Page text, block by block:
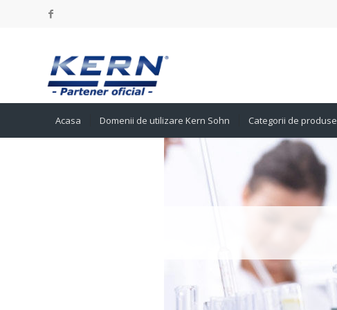
Acasa Domenii de utilizare Kern Sohn Categorii de produse